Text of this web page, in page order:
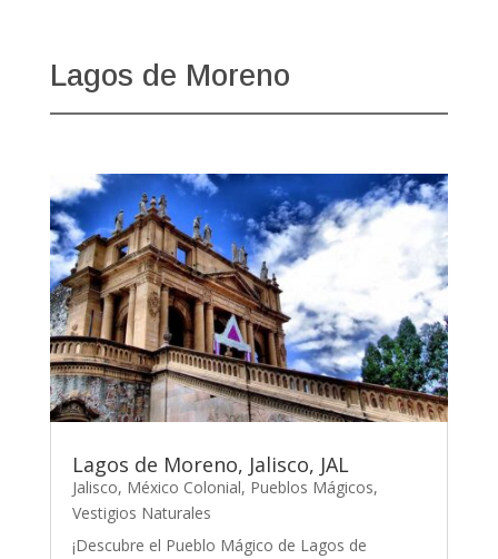
Lagos de Moreno
Lagos de Moreno, Jalisco, JAL
Jalisco, México Colonial, Pueblos Mágicos,
Vestigios Naturales
¡Descubre el Pueblo Mágico de Lagos de